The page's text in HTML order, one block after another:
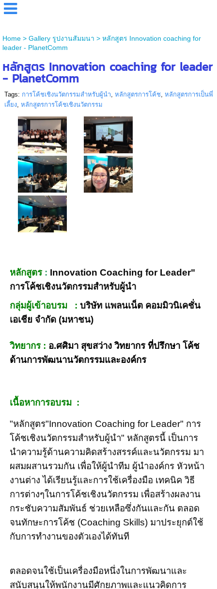
Home> Gallery รูปงานสัมมนา > หลักสูตร Innovation coaching for
leader - PlanetComm
หลักสูตร Innovation coaching for leader
- PlanetComm
Tags: การโค้ชเชิงนวัตกรรมสำหรับผู้นำ, หลักสูตรการโค้ช, หลักสูตรการเป็นพี่
เลี้ยง, หลักสูตรการโค้ชเชิงนวัตกรรม
หลักสูตร: Innovation Coaching for Leader"
การโค้ชเชิงนวัตกรรมสำหรับผู้นำ
กลุ่มผู้เข้าอบรม : บริษัท แพลนเน็ต คอมมิวนิเคชั่น
เอเชีย จำกัด (มหาชน)
วิทยากร : อ.ศศิมา สุขสว่าง วิทยากร ที่ปรึกษา โค้ช
ด้านการพัฒนานวัตกรรมและองค์กร
เนื้อหาการอบรม :
"หลักสูตร"Innovation Coaching for Leader" การ
โค้ชเชิงนวัตกรรมสำหรับผู้นำ" หลักสูตรนี้ เป็นการ
นำความรู้ด้านความคิดสร้างสรรค์และนวัตกรรม มา
ผสมผสานรวมกัน เพื่อให้ผู้นำทีม ผู้นำองค์กร หัวหน้า
งานต่าง ได้เรียนรู้และการใช้เครื่องมือ เทคนิค วิธี
การต่างๆในการโค้ชเชิงนวัตกรรม เพื่อสร้างผลงาน
กระชับความสัมพันธ์ ช่วยเหลือซึ่งกันและกัน ตลอด
จนทักษะการโค้ช (Coaching Skills) มาประยุกต์ใช้
กับการทำงานของตัวเองได้ทันที
ตลอดจนใช้เป็นเครื่องมือหนึ่งในการพัฒนาและ
สนับสนุนให้พนักงานมีศักยภาพและแนวคิดการ